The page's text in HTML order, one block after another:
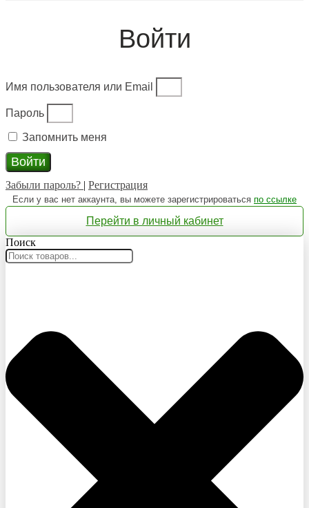
Войти
Имя пользователя или Email
Пароль
Запомнить меня
Войти
Забыли пароль? | Регистрация
Если у вас нет аккаунта, вы можете зарегистрироваться по ссылке
Перейти в личный кабинет
Поиск